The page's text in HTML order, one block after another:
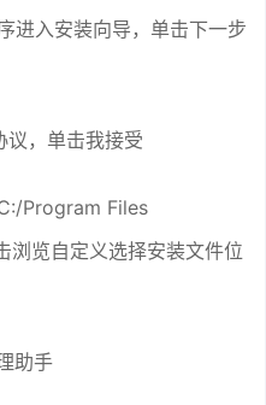
进入安装向导，单击下一步
议，单击我接受
Program Files
览自定义选择安装文件位
助手